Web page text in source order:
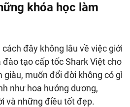
khóa học làm
đây không lâu về việc giới
tạo cấp tốc Shark Việt cho
giàu, muốn đổi đời không có gì
như hoa hướng dương,
và những điều tốt đẹp.